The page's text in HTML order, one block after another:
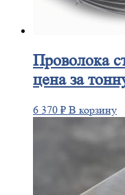
Проволока
цена за
6 370 ₽ В корзину